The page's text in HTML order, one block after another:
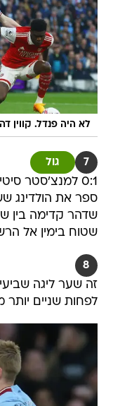
לא היה פנדל. קווין
7 גול
0:1 למנצ'סטר
ספר את הולדינג
שטוח בימין אל
8
זה שער ליגה
לפחות שניים